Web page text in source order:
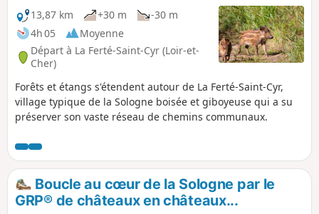
13,87 km
+30 m
-30 m
4h 05
Moyenne
Départ à La Ferté-Saint-Cyr (Loir-et-
Cher)
Forêts et étangs s'étendent autour de La Ferté-Saint-Cyr,
village typique de la Sologne boisée et giboyeuse qui a su
préserver son vaste réseau de chemins communaux.
Boucle au cœur de la Sologne par le
GRP® de châteaux en châteaux...